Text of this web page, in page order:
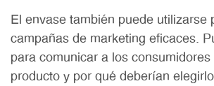
El envase también puede utilizarse
campañas de marketing eficaces.
para comunicar a los consumidores
producto y por qué deberían